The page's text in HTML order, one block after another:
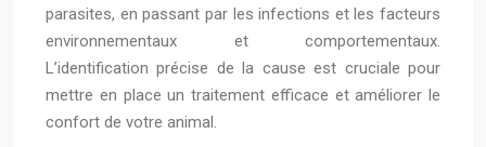
parasites, en passant par les infections et les facteurs
environnementaux et comportementaux.
L’identification précise de la cause est cruciale pour
mettre en place un traitement efficace et améliorer le
confort de votre animal.